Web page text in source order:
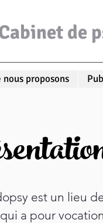
Cabinetde
nous proposons
est un lieu
a pour